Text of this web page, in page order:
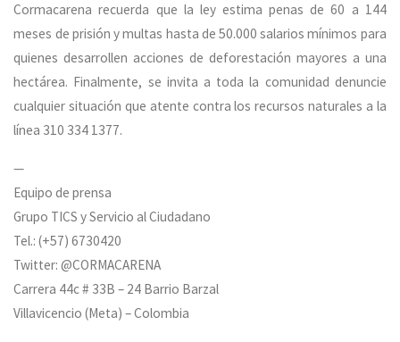
Cormacarena recuerda que la ley estima penas de 60 a 144
meses de prisión y multas hasta de 50.000 salarios mínimos para
quienes desarrollen acciones de deforestación mayores a una
hectárea. Finalmente, se invita a toda la comunidad denuncie
cualquier situación que atente contra los recursos naturales a la
línea 310 334 1377.
—
Equipo de prensa
Grupo TICS y Servicio al Ciudadano
Tel.: (+57) 6730420
Twitter: @CORMACARENA
Carrera 44c # 33B – 24 Barrio Barzal
Villavicencio (Meta) – Colombia